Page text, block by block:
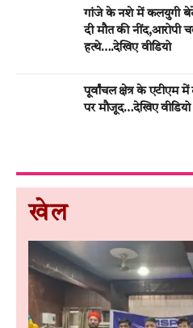
गांजे के नशे में कलयुगी बेटे
दी मौत की नींद,आरोपी
हत्थे….देखिए वीडियो
पूर्वांचल क्षेत्र के एटीएम
पर मौजूद…देखिए वीडियो
खेल